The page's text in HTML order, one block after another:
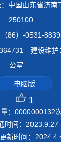
国山东省济南
250100
86）-0531-
建设维护
公室
电脑版
1
： 0000000132
时间： 2023.9.27
新时间： 2024.4.